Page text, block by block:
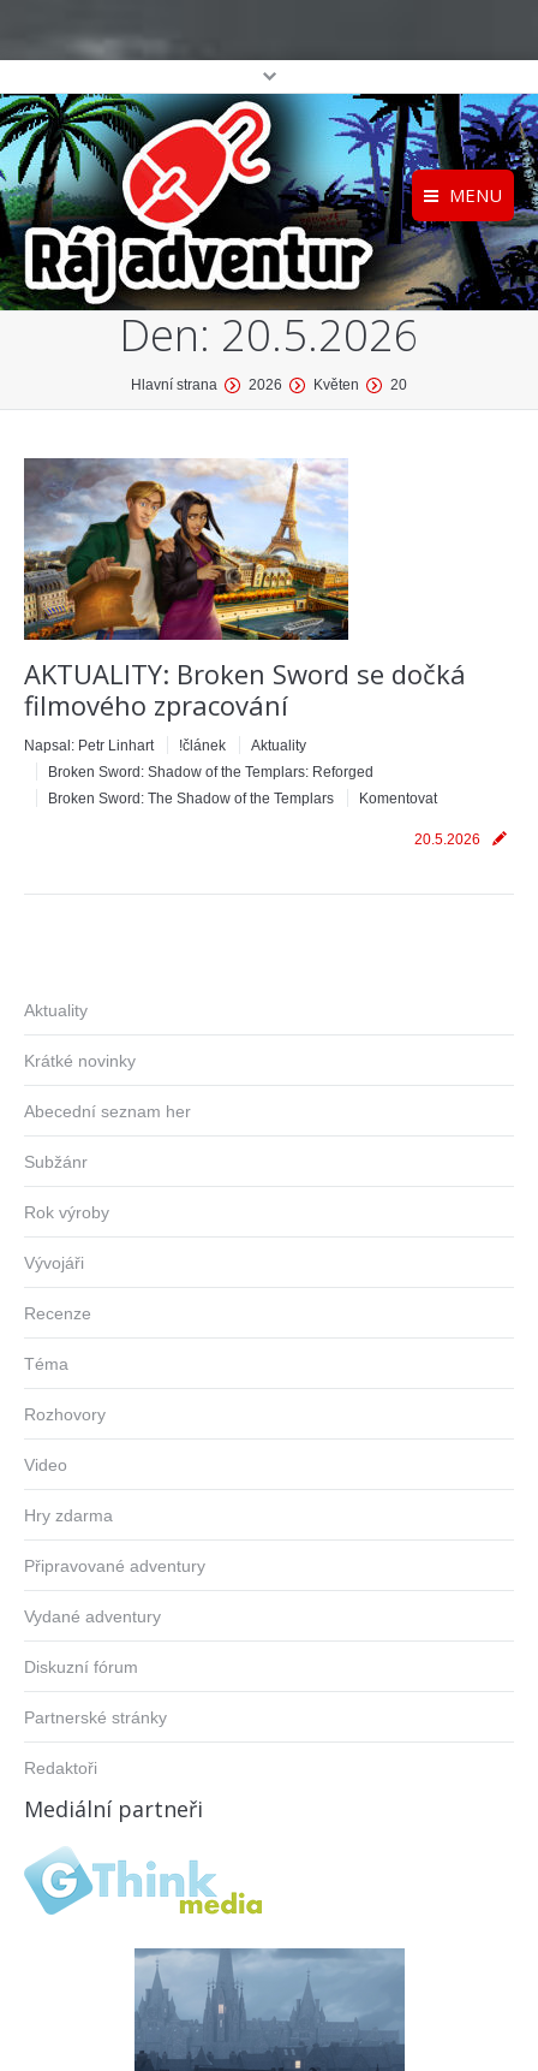
MENU
Registrace
Přihlášení
Home
O projektu
Katalog her
Den: 20.5.2026
Hlavní strana 2026 Květen 20
AKTUALITY: Broken Sword se dočká
filmového zpracování
Napsal: Petr Linhart !článek
Aktuality
Broken Sword: Shadow of the Templars: Reforged
Broken Sword: The Shadow of the Templars
Komentovat
20.5.2026
Aktuality
Krátké novinky
Abecední seznam her
Subžánr
Rok výroby
Vývojáři
Recenze
Téma
Rozhovory
Video
Hry zdarma
Připravované adventury
Vydané adventury
Diskuzní fórum
Partnerské stránky
Redaktoři
Mediální partneři